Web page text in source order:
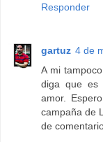
Responder
gartuz 4 de
A mi
diga que es
amor.
campaña de
de